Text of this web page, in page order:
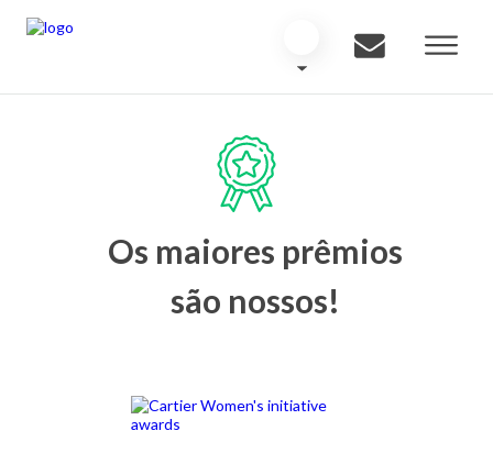
Os maiores prêmios
são nossos!